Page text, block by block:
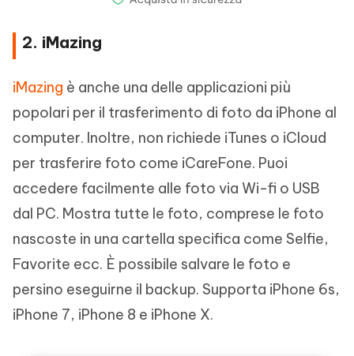
2. iMazing
iMazing è anche una delle applicazioni più
popolari per il trasferimento di foto da iPhone al
computer. Inoltre, non richiede iTunes o iCloud
per trasferire foto come iCareFone. Puoi
accedere facilmente alle foto via Wi-fi o USB
dal PC. Mostra tutte le foto, comprese le foto
nascoste in una cartella specifica come Selfie,
Favorite ecc. È possibile salvare le foto e
persino eseguirne il backup. Supporta iPhone 6s,
iPhone 7, iPhone 8 e iPhone X.